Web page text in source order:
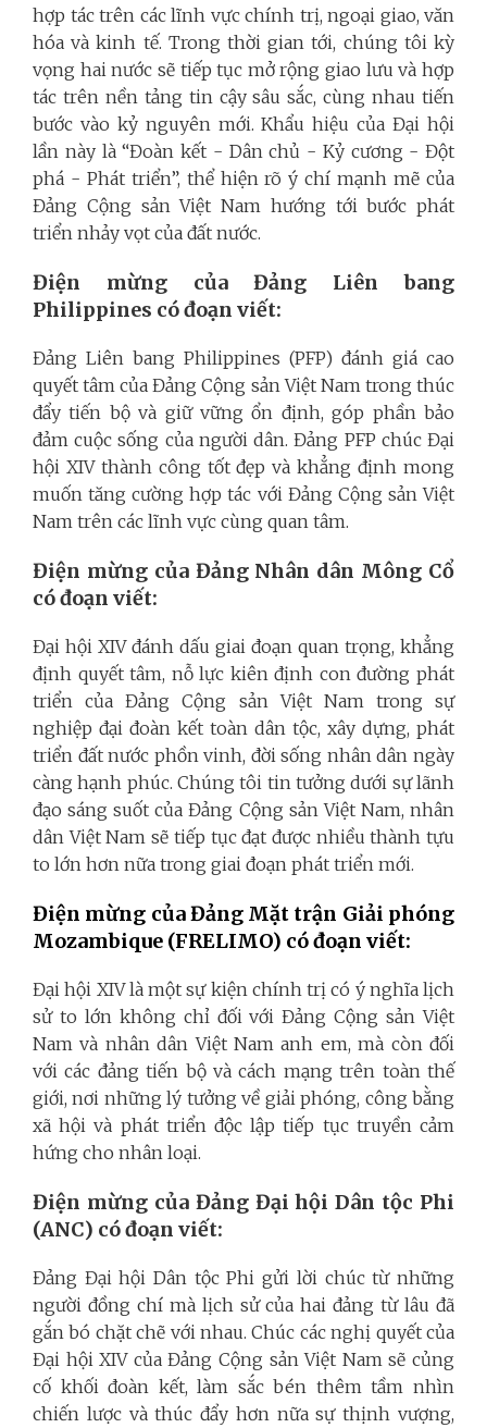
hợp tác trên các lĩnh vực chính trị, ngoại giao, văn
hóa và kinh tế. Trong thời gian tới, chúng tôi kỳ
vọng hai nước sẽ tiếp tục mở rộng giao lưu và hợp
tác trên nền tảng tin cậy sâu sắc, cùng nhau tiến
bước vào kỷ nguyên mới. Khẩu hiệu của Đại hội
lần này là “Đoàn kết - Dân chủ - Kỷ cương - Đột
phá - Phát triển”, thể hiện rõ ý chí mạnh mẽ của
Đảng Cộng sản Việt Nam hướng tới bước phát
triển nhảy vọt của đất nước.
Điện mừng của Đảng Liên bang
Philippines có đoạn viết:
Đảng Liên bang Philippines (PFP) đánh giá cao
quyết tâm của Đảng Cộng sản Việt Nam trong thúc
đẩy tiến bộ và giữ vững ổn định, góp phần bảo
đảm cuộc sống của người dân. Đảng PFP chúc Đại
hội XIV thành công tốt đẹp và khẳng định mong
muốn tăng cường hợp tác với Đảng Cộng sản Việt
Nam trên các lĩnh vực cùng quan tâm.
Điện mừng của Đảng Nhân dân Mông Cổ
có đoạn viết:
Đại hội XIV đánh dấu giai đoạn quan trọng, khẳng
định quyết tâm, nỗ lực kiên định con đường phát
triển của Đảng Cộng sản Việt Nam trong sự
nghiệp đại đoàn kết toàn dân tộc, xây dựng, phát
triển đất nước phồn vinh, đời sống nhân dân ngày
càng hạnh phúc. Chúng tôi tin tưởng dưới sự lãnh
đạo sáng suốt của Đảng Cộng sản Việt Nam, nhân
dân Việt Nam sẽ tiếp tục đạt được nhiều thành tựu
to lớn hơn nữa trong giai đoạn phát triển mới.
Điện mừng của Đảng Mặt trận Giải phóng
Mozambique (FRELIMO) có đoạn viết:
Đại hội XIV là một sự kiện chính trị có ý nghĩa lịch
sử to lớn không chỉ đối với Đảng Cộng sản Việt
Nam và nhân dân Việt Nam anh em, mà còn đối
với các đảng tiến bộ và cách mạng trên toàn thế
giới, nơi những lý tưởng về giải phóng, công bằng
xã hội và phát triển độc lập tiếp tục truyền cảm
hứng cho nhân loại.
Điện mừng của Đảng Đại hội Dân tộc Phi
(ANC) có đoạn viết:
Đảng Đại hội Dân tộc Phi gửi lời chúc từ những
người đồng chí mà lịch sử của hai đảng từ lâu đã
gắn bó chặt chẽ với nhau. Chúc các nghị quyết của
Đại hội XIV của Đảng Cộng sản Việt Nam sẽ củng
cố khối đoàn kết, làm sắc bén thêm tầm nhìn
chiến lược và thúc đẩy hơn nữa sự thịnh vượng,